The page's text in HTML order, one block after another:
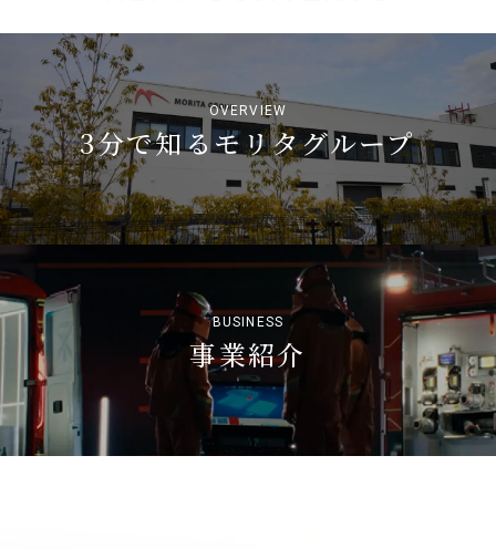
OVERVIEW
3分で知るモリタグループ
BUSINESS
事業紹介